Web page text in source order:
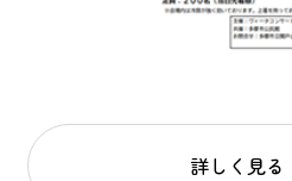
詳しく見る